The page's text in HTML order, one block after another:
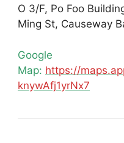
O 3/F, Po Foo
Ming St, Causeway
Google
Map: https://
knywAfj1yrNx7